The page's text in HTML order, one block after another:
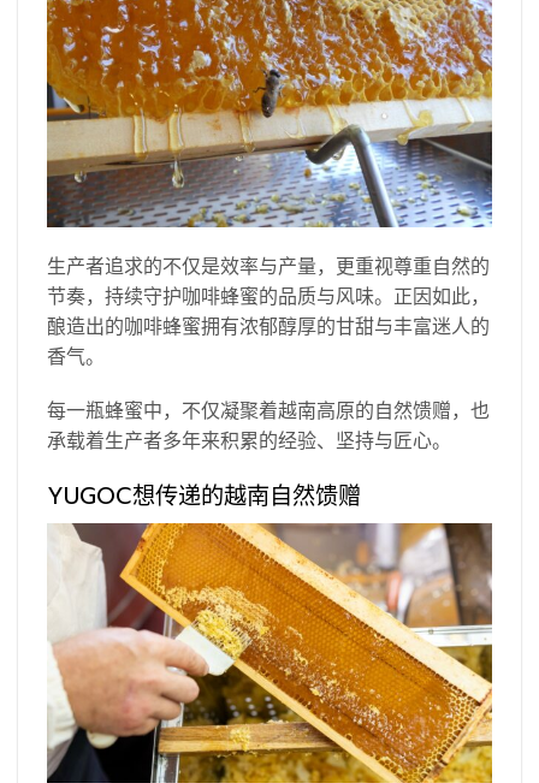
生产者追求的不仅是效率与产量，更重视尊重自然的
节奏，持续守护咖啡蜂蜜的品质与风味。正因如此，
酿造出的咖啡蜂蜜拥有浓郁醇厚的甘甜与丰富迷人的
香气。
每一瓶蜂蜜中，不仅凝聚着越南高原的自然馈赠，也
承载着生产者多年来积累的经验、坚持与匠心。
YUGOC想传递的越南自然馈赠